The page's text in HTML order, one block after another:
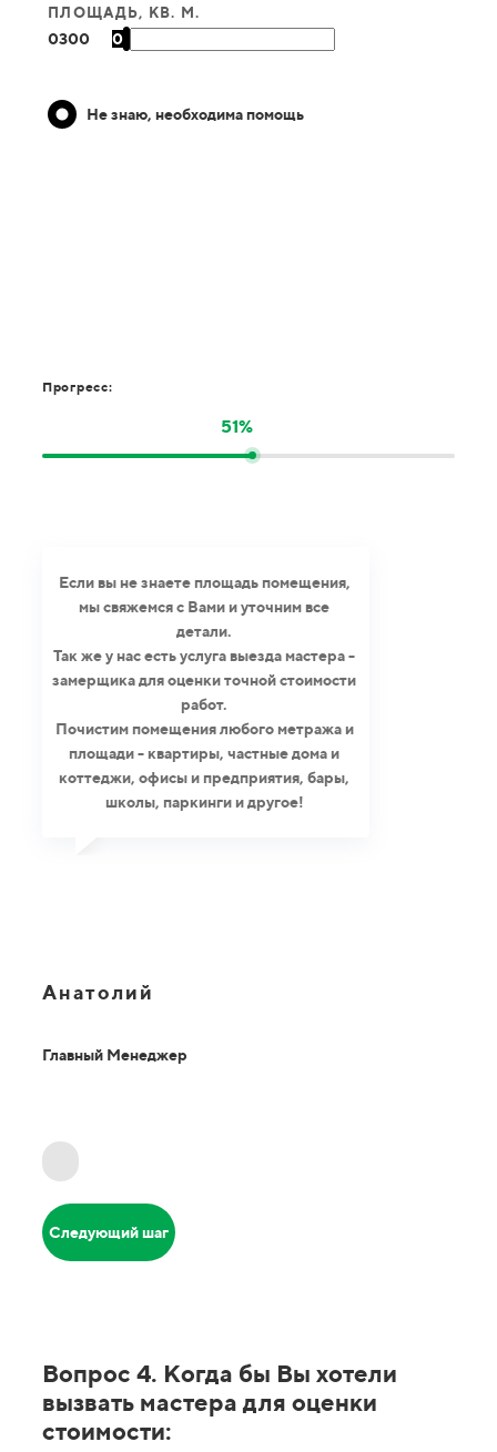
ПЛОЩАДЬ, КВ. М.
0300 0
Не знаю, необходима помощь
Прогресс:
51%
Если вы не знаете площадь помещения,
мы свяжемся с Вами и уточним все
детали.
Так же у нас есть услуга выезда мастера -
замерщика для оценки точной стоимости
работ.
Почистим помещения любого метража и
площади - квартиры, частные дома и
коттеджи, офисы и предприятия, бары,
школы, паркинги и другое!
Анатолий
Главный Менеджер
Следующий шаг
Вопрос 4. Когда бы Вы хотели
вызвать мастера для оценки
стоимости: